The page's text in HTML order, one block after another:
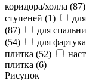
коридора/холла (87)
ступеней (1)
(87)
для спальни
(54)
для фартука
плитка (52)
плитка (6)
Рисунок